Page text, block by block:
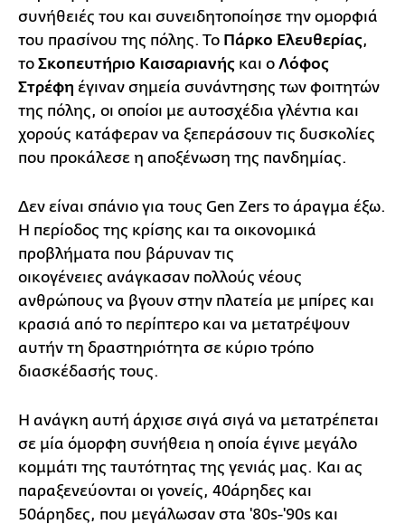
συνήθειές του και συνειδητοποίησε την ομορφιά
του πρασίνου της πόλης. Το Πάρκο Ελευθερίας,
το Σκοπευτήριο Καισαριανής και ο Λόφος
Στρέφη έγιναν σημεία συνάντησης των φοιτητών
της πόλης, οι οποίοι με αυτοσχέδια γλέντια και
χορούς κατάφεραν να ξεπεράσουν τις δυσκολίες
που προκάλεσε η αποξένωση της πανδημίας.
Δεν είναι σπάνιο για τους Gen Zers το άραγμα έξω.
Η περίοδος της κρίσης και τα οικονομικά
προβλήματα που βάρυναν τις
οικογένειες ανάγκασαν πολλούς νέους
ανθρώπους να βγουν στην πλατεία με μπίρες και
κρασιά από το περίπτερο και να μετατρέψουν
αυτήν τη δραστηριότητα σε κύριο τρόπο
διασκέδασής τους.
Η ανάγκη αυτή άρχισε σιγά σιγά να μετατρέπεται
σε μία όμορφη συνήθεια η οποία έγινε μεγάλο
κομμάτι της ταυτότητας της γενιάς μας. Και ας
παραξενεύονται οι γονείς, 40άρηδες και
50άρηδες, που μεγάλωσαν στα '80s-'90s και